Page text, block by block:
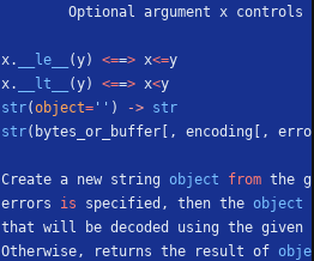
Optional argument x
x. __le__ (y) <==> x<=y
x.
__lt__ (y) <==> x<y
str(object='' ) -> str
str(bytes_or_buffer[, encoding[,
Create a new string object from the
errors is specified, then the object
that will be decoded using the given
Otherwise, returns the result of